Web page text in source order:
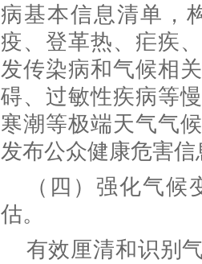
病基本信息清单，
疫、登革热、疟疾
发传染病和气候相
碍、过敏性疾病等
寒潮等极端天气气
发布公众健康危害
（四）强化气
估。
有效厘清和识别